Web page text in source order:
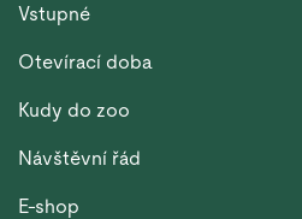
Vstupné
Otevírací doba
Kudy do zoo
Návštěvní řád
E-shop